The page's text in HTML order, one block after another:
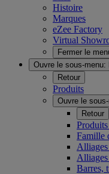
Histoire
Marques
eZee Factory
Virtual
Fermer le
Ouvre le sous-menu:
Retour
Produits
Ouvre le
Retour
Famille
Barres,